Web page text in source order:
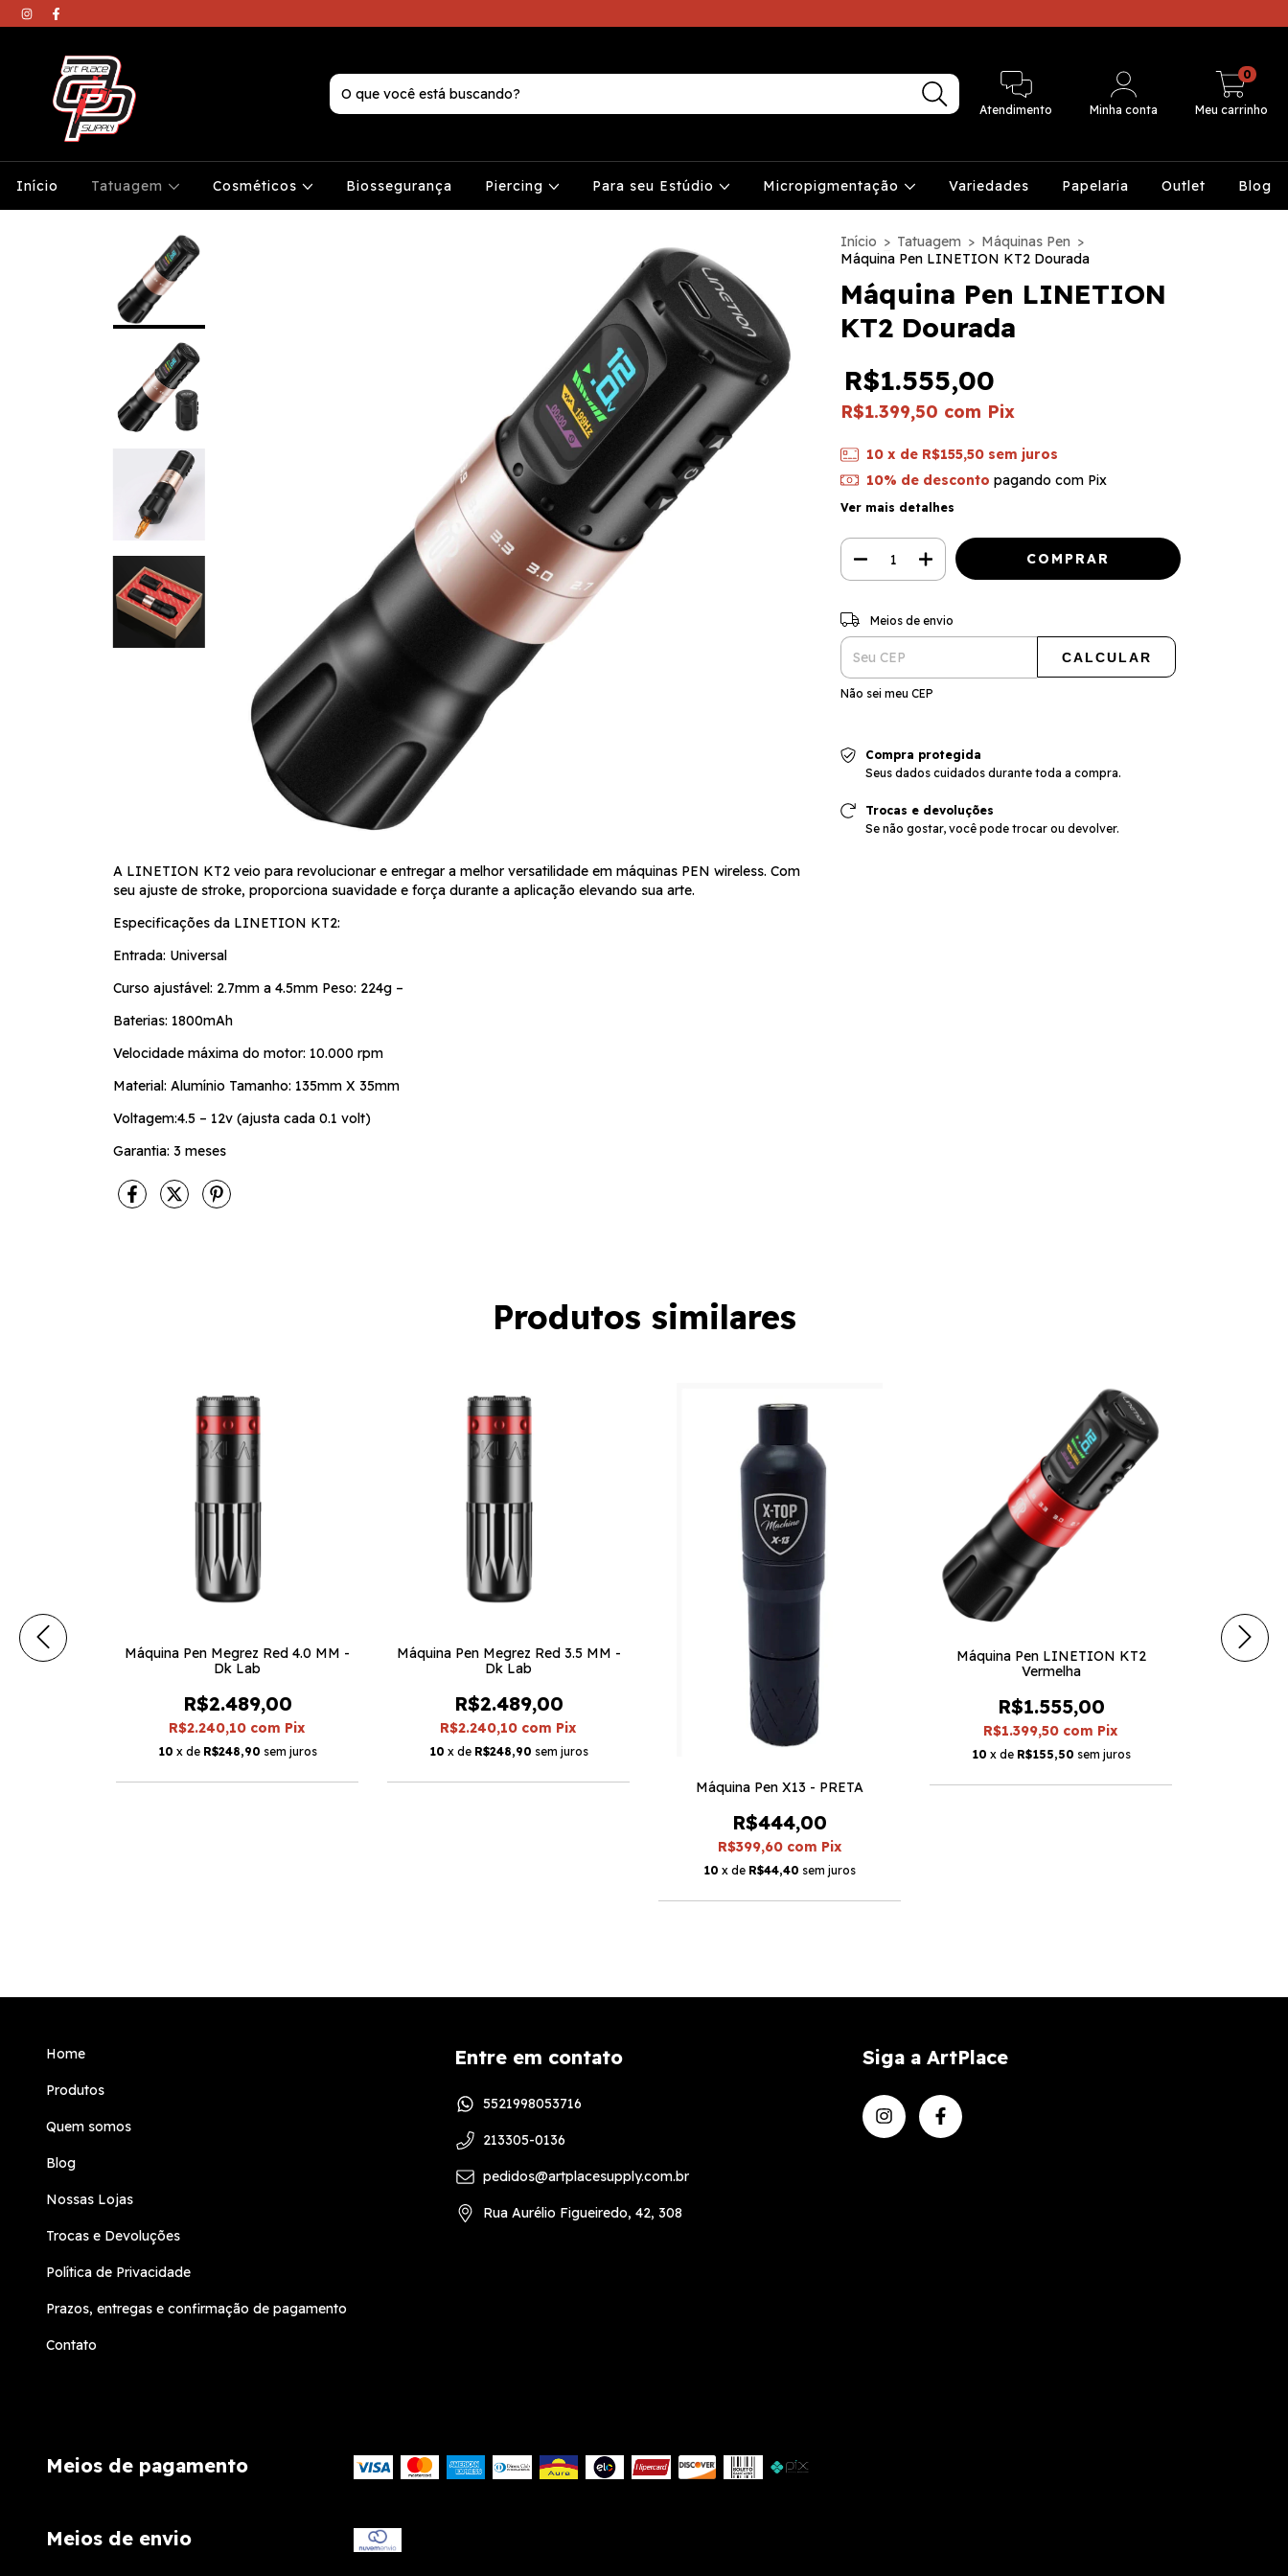
Atendimento Minha conta Meu carrinho
0
Início Tatuagem Cosméticos Biossegurança Piercing Para seu Estúdio Micropigmentação Variedades Papelaria Outlet Blog
A LINETION KT2 veio para revolucionar e entregar a melhor versatilidade em máquinas PEN wireless. Com
seu ajuste de stroke, proporciona suavidade e força durante a aplicação elevando sua arte.
Especificações da LINETION KT2:
Entrada: Universal
Curso ajustável: 2.7mm a 4.5mm Peso: 224g –
Baterias: 1800mAh
Velocidade máxima do motor: 10.000 rpm
Material: Alumínio Tamanho: 135mm X 35mm
Voltagem:4.5 – 12v (ajusta cada 0.1 volt)
Garantia: 3 meses
Início > Tatuagem > Máquinas Pen >
Máquina Pen LINETION KT2 Dourada
Máquina Pen LINETION
KT2 Dourada
R$1.555,00
R$1.399,50 com Pix
10 x de R$155,50 sem juros
10% de desconto pagando com Pix
Ver mais detalhes
Entregas para o CEP:
Meios de envio
CALCULAR
Não sei meu CEP
Compra protegida
Seus dados cuidados durante toda a compra.
Trocas e devoluções
Se não gostar, você pode trocar ou devolver.
Produtos similares
3.5 MM -
Máquina Pen Megrez Red 4.0 MM -
Dk Lab
R$2.489,00
R$2.240,10 com Pix
10 x de R$248,90 sem juros
Máquina Pen Megrez Red 3.5 MM -
Dk Lab
R$2.489,00
R$2.240,10 com Pix
10 x de R$248,90 sem juros
Máquina Pen X13 - PRETA
R$444,00
R$399,60 com Pix
10 x de R$44,40 sem juros
Máquina Pen LINETION KT2
Vermelha
R$1.555,00
R$1.399,50 com Pix
10 x de R$155,50 sem juros
Home
Produtos
Quem somos
Blog
Nossas Lojas
Trocas e Devoluções
Política de Privacidade
Prazos, entregas e confirmação de pagamento
Contato
Entre em contato
5521998053716
213305-0136
pedidos@artplacesupply.com.br
Rua Aurélio Figueiredo, 42, 308
Siga a ArtPlace
Meios de pagamento
Meios de envio